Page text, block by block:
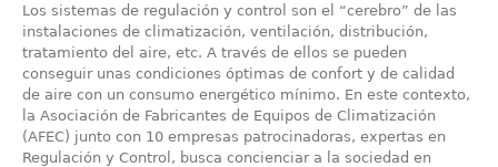
Los sistemas de regulación y control son el “cerebro” de las
instalaciones de climatización, ventilación, distribución,
tratamiento del aire, etc. A través de ellos se pueden
conseguir unas condiciones óptimas de confort y de calidad
de aire con un consumo energético mínimo. En este contexto,
la Asociación de Fabricantes de Equipos de Climatización
(AFEC) junto con 10 empresas patrocinadoras, expertas en
Regulación y Control, busca concienciar a la sociedad en